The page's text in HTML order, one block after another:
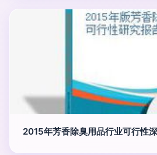
2015年芳香除臭用品行业可行性